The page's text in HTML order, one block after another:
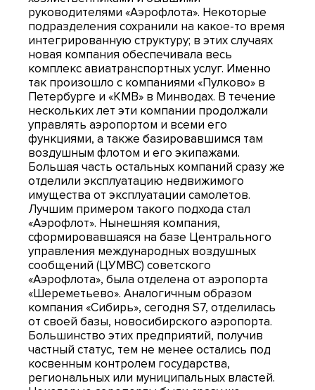
руководителями «Аэрофлота». Некоторые
подразделения сохранили на какое-то время
интегрированную структуру; в этих случаях
новая компания обеспечивала весь
комплекс авиатранспортных услуг. Именно
так произошло с компаниями «Пулково» в
Петербурге и «КМВ» в Минводах. В течение
нескольких лет эти компании продолжали
управлять аэропортом и всеми его
функциями, а также базировавшимся там
воздушным флотом и его экипажами.
Большая часть остальных компаний сразу же
отделили эксплуатацию недвижимого
имущества от эксплуатации самолетов.
Лучшим примером такого подхода стал
«Аэрофлот». Нынешняя компания,
сформировавшаяся на базе Центрального
управления международных воздушных
сообщений (ЦУМВС) советского
«Аэрофлота», была отделена от аэропорта
«Шереметьево». Аналогичным образом
компания «Сибирь», сегодня S7, отделилась
от своей базы, новосибирского аэропорта.
Большинство этих предприятий, получив
частный статус, тем не менее остались под
косвенным контролем государства,
региональных или муниципальных властей.